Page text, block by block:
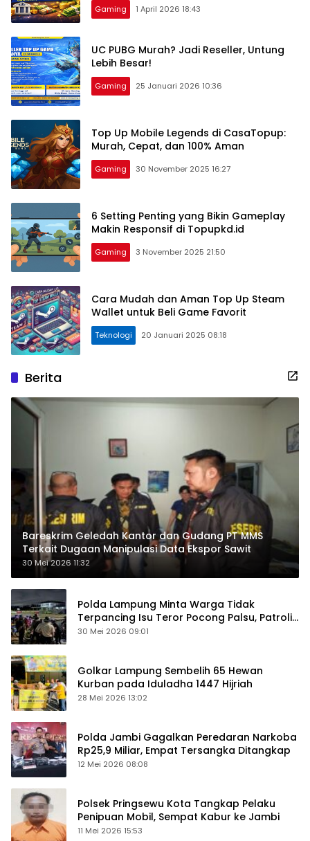
Gaming 1 April 2026 18:43
UC PUBG Murah? Jadi Reseller, Untung
Lebih Besar!
Gaming 25 Januari 2026 10:36
Top Up Mobile Legends di CasaTopup:
Murah, Cepat, dan 100% Aman
Gaming 30 November 2025 16:27
6 Setting Penting yang Bikin Gameplay
Makin Responsif di Topupkd.id
Gaming 3 November 2025 21:50
Cara Mudah dan Aman Top Up Steam
Wallet untuk Beli Game Favorit
Teknologi 20 Januari 2025 08:18
Berita
Bareskrim Geledah Kantor dan Gudang PT MMS
Terkait Dugaan Manipulasi Data Ekspor Sawit
30 Mei 2026 11:32
Polda Lampung Minta Warga Tidak
Terpancing Isu Teror Pocong Palsu, Patroli
Keamanan Ditingkatkan
30 Mei 2026 09:01
Golkar Lampung Sembelih 65 Hewan
Kurban pada Iduladha 1447 Hijriah
28 Mei 2026 13:02
Polda Jambi Gagalkan Peredaran Narkoba
Rp25,9 Miliar, Empat Tersangka Ditangkap
12 Mei 2026 08:08
Polsek Pringsewu Kota Tangkap Pelaku
Penipuan Mobil, Sempat Kabur ke Jambi
11 Mei 2026 15:53